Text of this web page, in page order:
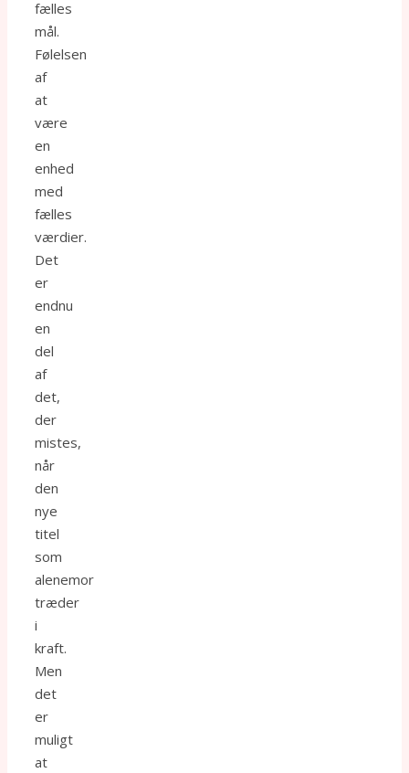
fælles
mål.
Følelsen
af
at
være
en
enhed
med
fælles
værdier.
Det
er
endnu
en
del
af
det,
der
mistes,
når
den
nye
titel
som
alenemor
træder
i
kraft.
Men
det
er
muligt
at